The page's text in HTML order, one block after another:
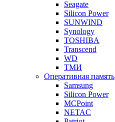
Seagate
Silicon Power
SUNWIND
Synology
TOSHIBA
Transcend
WD
ТМИ
Оперативная память
Samsung
Silicon Power
MCPoint
NETAC